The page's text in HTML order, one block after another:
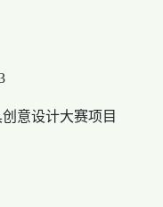
意设计大赛项目